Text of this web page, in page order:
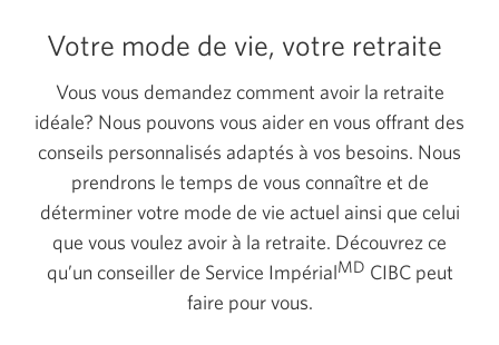
Votre mode de vie, votre retraite
Vous vous demandez comment avoir la retraite
idéale? Nous pouvons vous aider en vous offrant des
conseils personnalisés adaptés à vos besoins. Nous
prendrons le temps de vous connaître et de
déterminer votre mode de vie actuel ainsi que celui
que vous voulez avoir à la retraite. Découvrez ce
qu’un conseiller de Service ImpérialMD CIBC peut
faire pour vous.